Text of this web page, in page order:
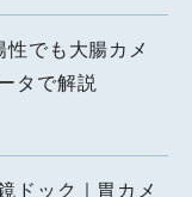
でも大腸カメ
タで解説
ドック｜胃カメ